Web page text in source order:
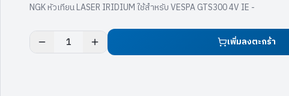
NGK หัวเทียน LASER IRIDIUM ใช้สำหรับ VESPA GTS300 4V IE -
1 เพิ่มลงตะกร้า